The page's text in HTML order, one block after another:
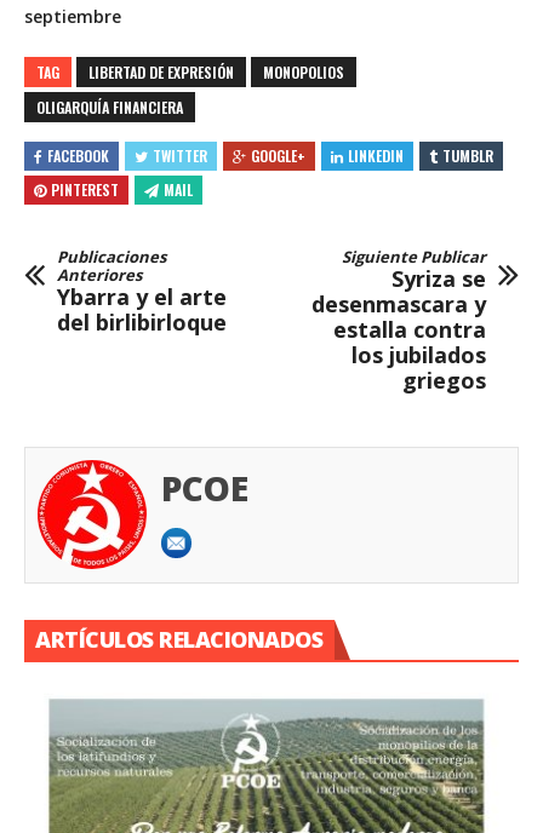
septiembre
TAG LIBERTAD DE EXPRESIÓN
MONOPOLIOS
OLIGARQUÍA FINANCIERA
FACEBOOK TWITTER GOOGLE+ LINKEDIN
TUMBLR
PINTEREST
MAIL
Publicaciones
Anteriores
Ybarra y el arte
del birlibirloque
Siguiente Publicar
Syriza se
desenmascara y
estalla contra
los jubilados
griegos
PCOE
ARTÍCULOS RELACIONADOS